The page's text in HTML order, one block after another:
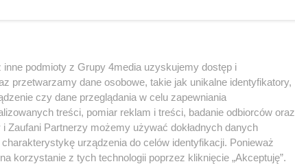
podmioty z Grupy 4media uzyskujemy dostęp i
przetwarzamy dane osobowe, takie jak unikalne identyfikatory,
czy dane przeglądania w celu zapewniania
treści, pomiar reklam i treści, badanie odbiorców oraz
Zaufani Partnerzy możemy używać dokładnych danych
urządzenia do celów identyfikacji. Ponieważ
korzystanie z tych technologii poprzez kliknięcie „Akceptuję”.